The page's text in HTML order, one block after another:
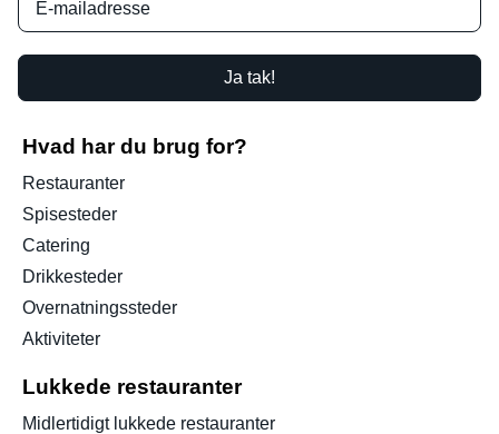
Ja tak!
Hvad har du brug for?
Restauranter
Spisesteder
Catering
Drikkesteder
Overnatningssteder
Aktiviteter
Lukkede restauranter
Midlertidigt lukkede restauranter